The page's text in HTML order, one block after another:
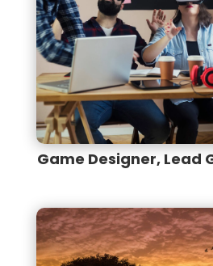
Game Designer, Lead